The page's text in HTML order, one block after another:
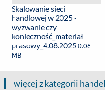
Skalowanie sieci
handlowej w 2025 -
wyzwanie czy
konieczność_materiał
prasowy_4.08.20250.08
MB
więcej z kategorii handel